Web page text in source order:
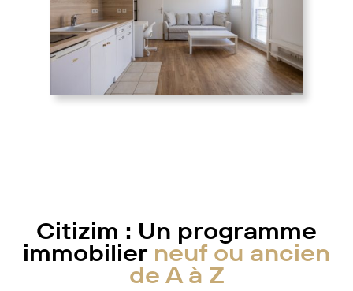
Citizim : Un programme
immobilier neuf ou ancien
de A à Z